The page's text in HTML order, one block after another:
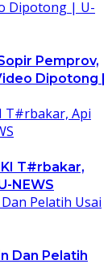
Pemprov,
Dipotong |
T#rbakar,
NEWS
Dan Pelatih